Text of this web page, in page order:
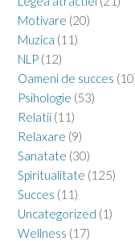
Motivare (20)
Muzica (11)
NLP (12)
Oameni de succes
Psihologie (53)
Relatii (11)
Relaxare (9)
Sanatate (30)
Spiritualitate (125)
Succes (11)
Uncategorized (1)
Wellness (17)